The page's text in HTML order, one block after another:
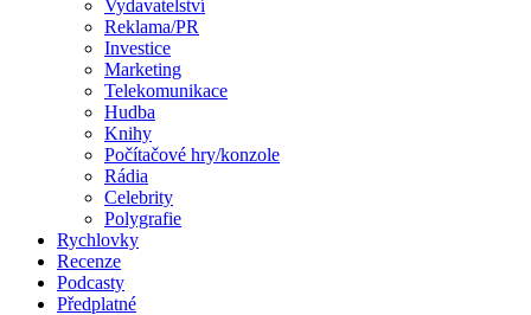
Vydavatelství
Reklama/PR
Investice
Marketing
Telekomunikace
Hudba
Knihy
Počítačové hry/konzole
Rádia
Celebrity
Polygrafie
Rychlovky
Recenze
Podcasty
Předplatné